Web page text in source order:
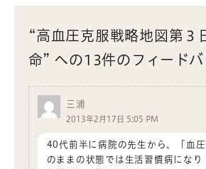
“高血圧克服戦略地図第３
命” への13件のフィードバ
三浦
2013年2月17日 5:05 PM
40代前半に病院の先生から、「血圧
のままの状態では生活習慣病になり